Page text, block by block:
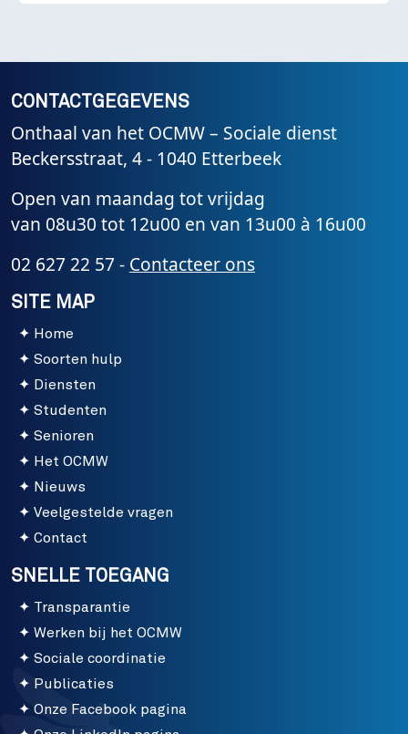
CONTACTGEGEVENS
Onthaal van het OCMW – Sociale dienst
Beckersstraat, 4 - 1040 Etterbeek
Open van maandag tot vrijdag
van 08u30 tot 12u00 en van 13u00 à 16u00
02 627 22 57 - Contacteer ons
SITE MAP
Home
Soorten hulp
Diensten
Studenten
Senioren
Het OCMW
Nieuws
Veelgestelde vragen
Contact
SNELLE TOEGANG
Transparantie
Werken bij het OCMW
Sociale coordinatie
Publicaties
Onze Facebook pagina